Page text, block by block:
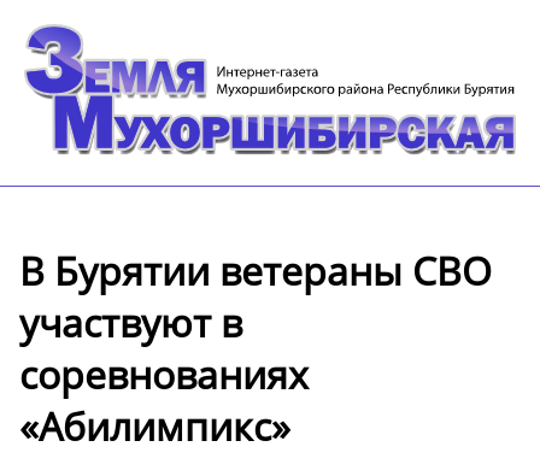
В Бурятии ветераны СВО
участвуют в
соревнованиях
«Абилимпикс»